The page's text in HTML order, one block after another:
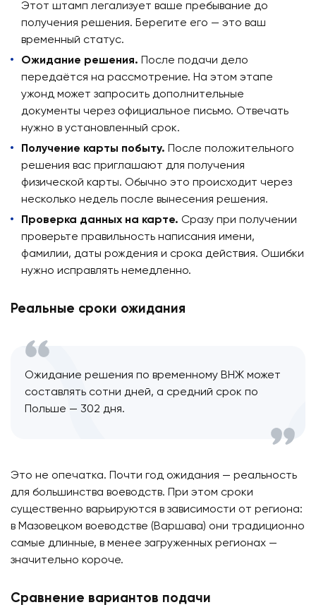
Этот штамп легализует ваше пребывание до
получения решения. Берегите его — это ваш
временный статус.
Ожидание решения. После подачи дело
передаётся на рассмотрение. На этом этапе
ужонд может запросить дополнительные
документы через официальное письмо. Отвечать
нужно в установленный срок.
Получение карты побыту. После положительного
решения вас приглашают для получения
физической карты. Обычно это происходит через
несколько недель после вынесения решения.
Проверка данных на карте. Сразу при получении
проверьте правильность написания имени,
фамилии, даты рождения и срока действия. Ошибки
нужно исправлять немедленно.
Реальные сроки ожидания
Ожидание решения по временному ВНЖ может
составлять сотни дней, а средний срок по
Польше — 302 дня.
Это не опечатка. Почти год ожидания — реальность
для большинства воеводств. При этом сроки
существенно варьируются в зависимости от региона:
в Мазовецком воеводстве (Варшава) они традиционно
самые длинные, в менее загруженных регионах —
значительно короче.
Сравнение вариантов подачи